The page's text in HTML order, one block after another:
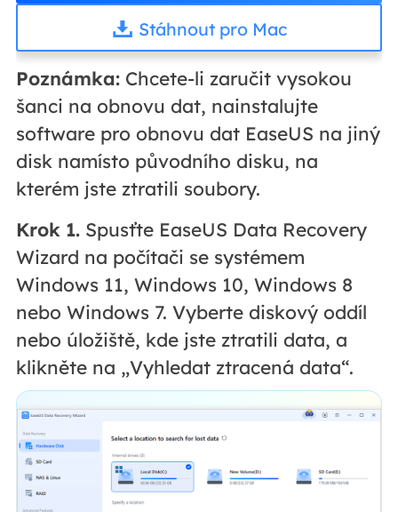
Stáhnout pro Mac
Poznámka:Chcete-li zaručit vysokou
šanci na obnovu dat, nainstalujte
software pro obnovu dat EaseUS na jiný
disk namísto původního disku, na
kterém jste ztratili soubory.
Krok 1.Spusťte EaseUS Data Recovery
Wizard na počítači se systémem
Windows 11, Windows 10, Windows 8
nebo Windows 7. Vyberte diskový oddíl
nebo úložiště, kde jste ztratili data, a
klikněte na „Vyhledat ztracená data“.